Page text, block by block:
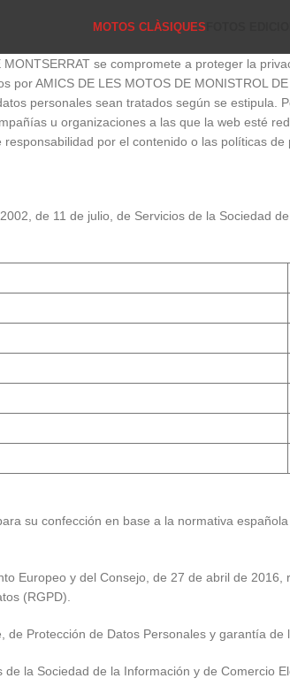
MOTOS CLÀSIQUES
se compromete a proteger la
por AMICS DE LES MOTOS DE MONISTROL
personales sean tratados según se
u organizaciones a las que la web esté
por el contenido o las políticas de
de 11 de julio, de Servicios de la Sociedad
su confección en base a la normativa
Europeo y del Consejo, de 27 de abril de
(RGPD).
Protección de Datos Personales y garantía de
la Sociedad de la Información y de Comercio